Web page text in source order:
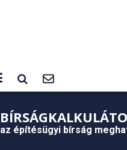
az építésügyi bírság